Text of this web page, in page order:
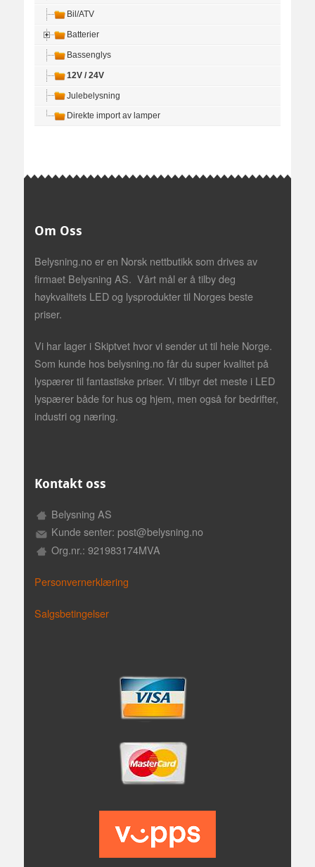
Bil/ATV
Batterier
Bassenglys
12V / 24V
Julebelysning
Direkte import av lamper
Om Oss
Belysning.no er en Norsk nettbutikk som drives av
firmaet Belysning AS. Vårt mål er å tilby deg
høykvalitets LED og lysprodukter til Norges beste
priser.
Vi har lager i Skiptvet hvor vi sender ut til hele Norge.
Som kunde hos belysning.no får du super kvalitet på
lyspærer til fantastiske priser. Vi tilbyr det meste i LED
lyspærer både for hus og hjem, men også for bedrifter,
industri og næring.
Kontakt oss
Belysning AS
Kunde senter: post@belysning.no
Org.nr.: 921983174MVA
Personvernerklæring
Salgsbetingelser